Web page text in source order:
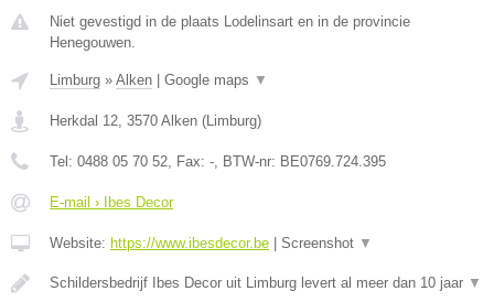
Niet gevestigd in de plaats Lodelinsart en in de provincie
Henegouwen.
Limburg » Alken Google maps ▼
Herkdal 12, 3570 Alken (Limburg)
Tel: 0488 05 70 52, Fax: -, BTW-nr: BE0769.724.395
E-mail › Ibes Decor
Website: https://www.ibesdecor.be Screenshot ▼
Schildersbedrijf Ibes Decor uit Limburg levert al meer dan 10 jaar ▼